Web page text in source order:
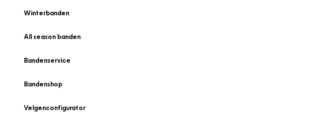
Winterbanden
All season banden
Bandenservice
Bandenshop
Velgenconfigurator